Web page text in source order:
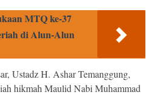
MTQ ke-37
di Alun-Alun
Ustadz H. Ashar Temanggung,
hikmah Maulid Nabi Muhammad